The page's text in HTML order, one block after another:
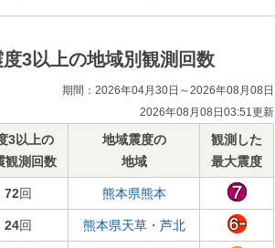
度3以上の地域別観測回数
期間：2026年04月30日～2026年08月08日
2026年08月08日03:51更新
3以上の
観測回数
地域震度の
地域
観測した
最大震度
72回 熊本県熊本
24回 熊本県天草・芦北